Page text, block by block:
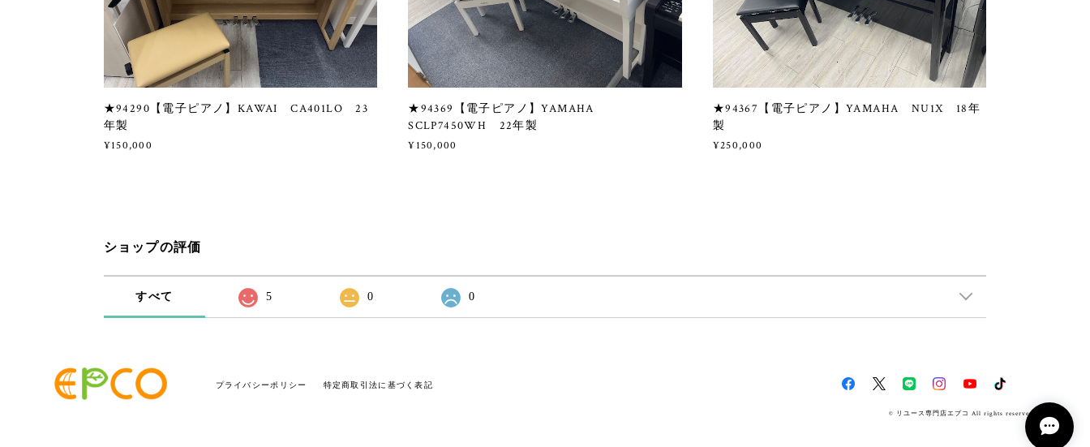
★94290【電子ピアノ】KAWAI CA401LO 23
年製
¥150,000
★94369【電子ピアノ】YAMAHA
SCLP7450WH 22年製
¥150,000
★94367【電子ピアノ】YAMAHA NU1X 18年
製
¥250,000
ショップの評価
すべて 5 0 0
プライバシーポリシー 特定商取引法に基づく表記
© リユース専門店エプコ All rights reserved.